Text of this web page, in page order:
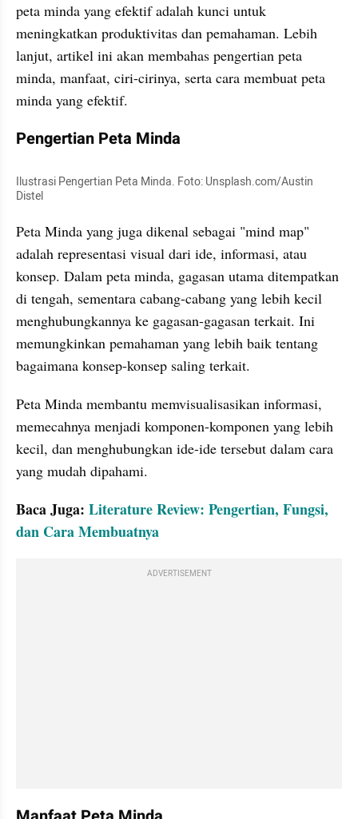
peta minda yang efektif adalah kunci untuk
meningkatkan produktivitas dan pemahaman. Lebih
lanjut, artikel ini akan membahas pengertian peta
minda, manfaat, ciri-cirinya, serta cara membuat peta
minda yang efektif.
Pengertian Peta Minda
Ilustrasi Pengertian Peta Minda. Foto: Unsplash.com/Austin
Distel
Peta Minda yang juga dikenal sebagai "mind map"
adalah representasi visual dari ide, informasi, atau
konsep. Dalam peta minda, gagasan utama ditempatkan
di tengah, sementara cabang-cabang yang lebih kecil
menghubungkannya ke gagasan-gagasan terkait. Ini
memungkinkan pemahaman yang lebih baik tentang
bagaimana konsep-konsep saling terkait.
Peta Minda membantu memvisualisasikan informasi,
memecahnya menjadi komponen-komponen yang lebih
kecil, dan menghubungkan ide-ide tersebut dalam cara
yang mudah dipahami.
Baca Juga: Literature Review: Pengertian, Fungsi,
dan Cara Membuatnya
ADVERTISEMENT